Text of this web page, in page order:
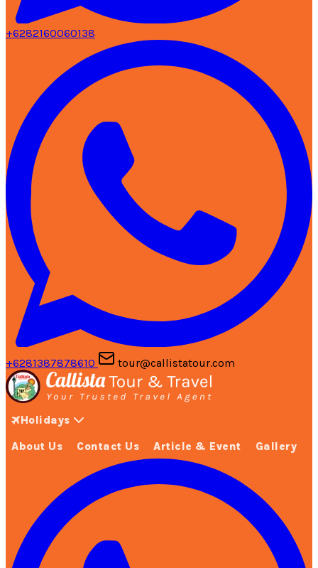
+6282160060138
+6281387878610 tour@callistatour.com
Holidays
About Us Contact Us Article & Event Gallery